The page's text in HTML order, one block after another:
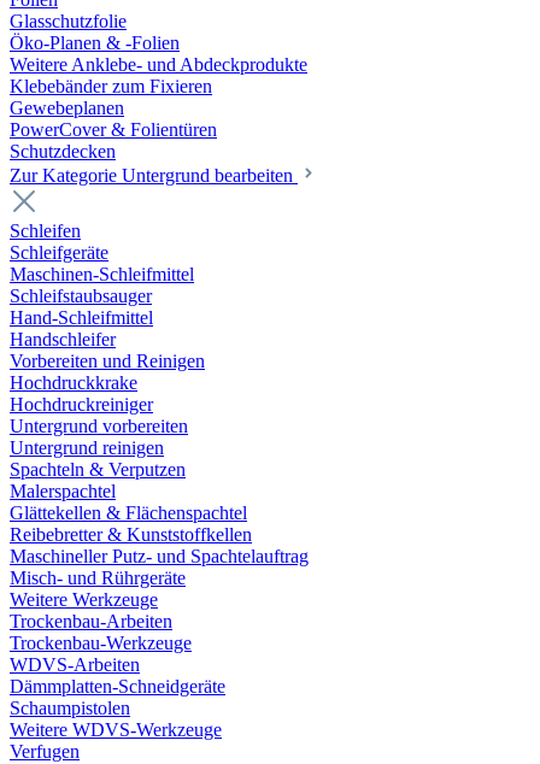
Glasschutzfolie
Öko-Planen & -Folien
Weitere Anklebe- und Abdeckprodukte
Klebebänder zum Fixieren
Gewebeplanen
PowerCover & Folientüren
Schutzdecken
Zur Kategorie Untergrund bearbeiten
Schleifen
Schleifgeräte
Maschinen-Schleifmittel
Schleifstaubsauger
Hand-Schleifmittel
Handschleifer
Vorbereiten und Reinigen
Hochdruckkrake
Hochdruckreiniger
Untergrund vorbereiten
Untergrund reinigen
Spachteln & Verputzen
Malerspachtel
Glättekellen & Flächenspachtel
Reibebretter & Kunststoffkellen
Maschineller Putz- und Spachtelauftrag
Misch- und Rührgeräte
Weitere Werkzeuge
Trockenbau-Arbeiten
Trockenbau-Werkzeuge
WDVS-Arbeiten
Dämmplatten-Schneidgeräte
Schaumpistolen
Weitere WDVS-Werkzeuge
Verfugen